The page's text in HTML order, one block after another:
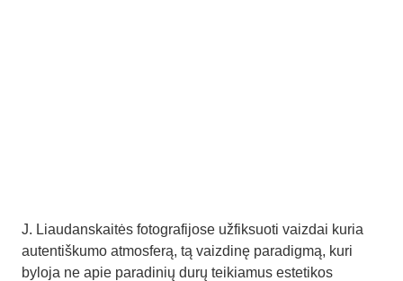
J. Liaudanskaitės fotografijose užfiksuoti vaizdai kuria
autentiškumo atmosferą, tą vaizdinę paradigmą, kuri
byloja ne apie paradinių durų teikiamus estetikos